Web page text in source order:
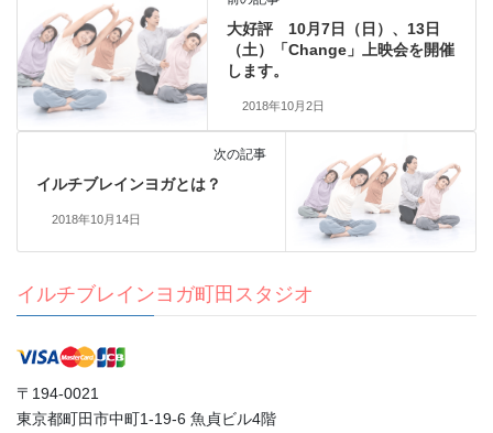
大好評 10月7日（日）、13日
（土）「Change」上映会を開催
します。
2018年10月2日
次の記事
イルチブレインヨガとは？
2018年10月14日
イルチブレインヨガ町田スタジオ
〒194-0021
東京都町田市中町1-19-6 魚貞ビル4階